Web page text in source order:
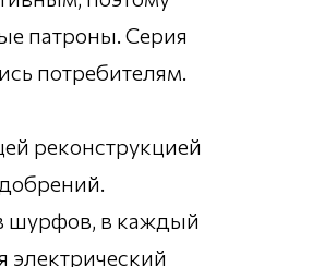
патроны. Серия
потребителям.
реконструкцией
шурфов, в каждый
электрический